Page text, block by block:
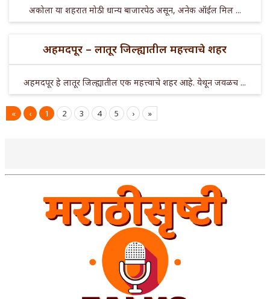
अकोला या शहरात मोठी धान्य बाजारपेठ असून, अनेक ऑईल मिल ...
अहमदपूर – लातूर जिल्ह्यातील महत्त्वाचे शहर
अहमदपूर हे लातूर जिल्ह्यातील एक महत्त्वाचे शहर आहे. येथून जवळच ...
« ‹ 1 2 3 4 5 › »